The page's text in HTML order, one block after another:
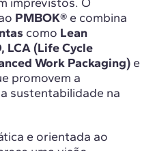
PMBOK® e combina
como Lean
LCA (Life Cycle
Work Packaging) e
promovem a
sustentabilidade na
e orientada ao